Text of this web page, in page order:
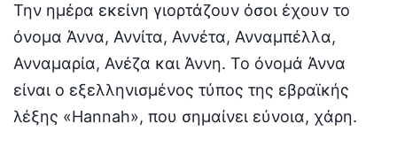
Την ημέρα εκείνη γιορτάζουν όσοι έχουν το
όνομα Άννα, Αννίτα, Αννέτα, Ανναμπέλλα,
Ανναμαρία, Ανέζα και Άννη. Το όνομά Άννα
είναι ο εξελληνισμένος τύπος της εβραϊκής
λέξης «Hannah», που σημαίνει εύνοια, χάρη.